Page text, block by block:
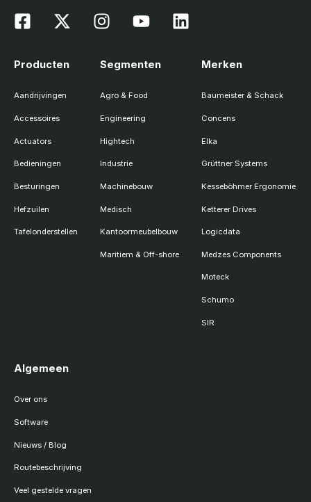
Producten
Aandrijvingen
Accessoires
Actuators
Bedieningen
Besturingen
Hefzuilen
Tafelonderstellen
Segmenten
Agro & Food
Engineering
Hightech
Industrie
Machinebouw
Medisch
Kantoormeubelbouw
Maritiem & Off-shore
Merken
Baumeister & Schack
Concens
Elka
Grüttner Systems
Kesseböhmer Ergonomie
Ketterer Drives
Logicdata
Medzes Components
Moteck
Schumo
SIR
Algemeen
Over ons
Software
Nieuws / Blog
Routebeschrijving
Veel gestelde vragen